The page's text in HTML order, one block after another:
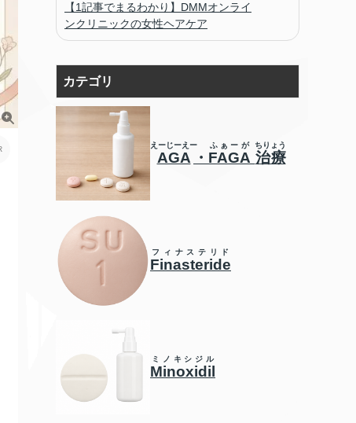
【1記事でまるわかり】DMMオンライ
ンクリニックの女性ヘアケア
カテゴリ
AGA
えーじーえー
・ FAGA
ふぁーが
治療
ちりょう
Finasteride
フィナステリド
Minoxidil
ミノキシジル